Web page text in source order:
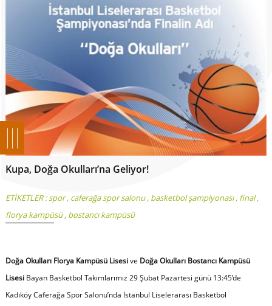
Kupa, Doğa Okulları’na Geliyor!
ETİKETLER :spor, caferağa spor salonu, basketbol şampiyonası, final,
florya kampüsü, bostancı kampüsü
Doğa Okulları Florya Kampüsü Lisesive Doğa Okulları Bostancı Kampüsü
Lisesi Bayan Basketbol Takımlarımız 29 Şubat Pazartesi günü 13:45’de
Kadıköy Caferağa Spor Salonu’nda İstanbul Liselerarası Basketbol